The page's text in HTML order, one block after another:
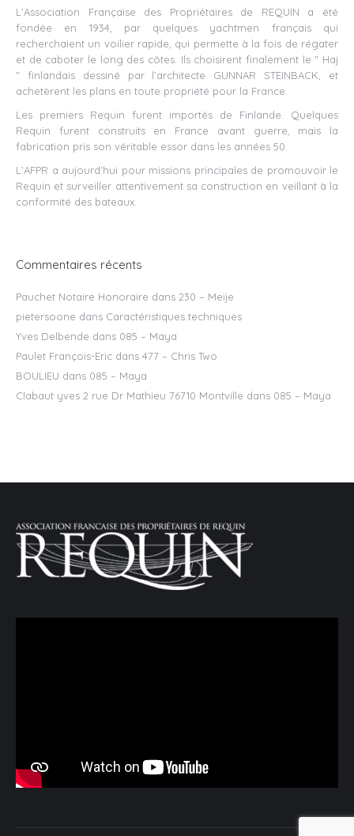
L’Association Française des Propriétaires de REQUIN a été
fondée en 1934, par quelques yachtmen français qui
recherchaient un voilier rapide, qui permette à la fois de régater
et de caboter le long des côtes. Ils choisirent finalement le " Haj
" finlandais dessiné par l’architecte GUNNAR STEINBACK, et
achetèrent les plans en toute propriété pour la France.
Les premiers Requin furent importés de Finlande. Quelques
Requin furent construits en France avant guerre, mais la
fabrication pris son véritable essor dans les années 50.
L’AFPR a aujourd'hui pour missions principales de promouvoir le
Requin et surveiller attentivement sa construction en veillant à la
conformité des bateaux.
Commentaires récents
Pauchet Notaire Honoraire dans 230 – Meije
pietersoone dans Caractéristiques techniques
Yves Delbende dans 085 – Maya
Paulet François-Eric dans 477 – Chris Two
BOULIEU dans 085 – Maya
Clabaut yves 2 rue Dr Mathieu 76710 Montville dans 085 – Maya